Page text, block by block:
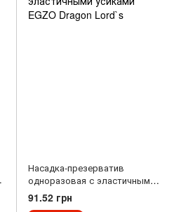
Насадка-презерватив
одноразовая с эластичными
усиками EGZO Dragon Lord`s
91.52 грн